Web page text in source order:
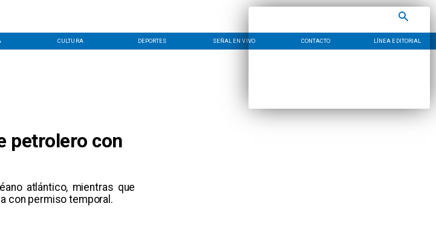
CULTURA DEPORTES SEÑAL EN VIVO CONTACTO LÍNEA EDITORIAL
petrolero con
atlántico, mientras que
con permiso temporal.